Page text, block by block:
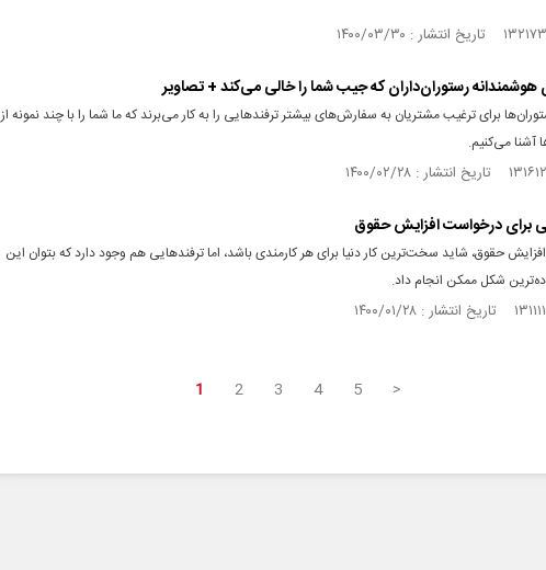
هوشمندانه رستوران‌داران که جیب شما را خالی می‌کند + تصاویر
برای ترغیب مشتریان به سفارش‌های بیشتر ترفند‌هایی را به کار می‌برند که ما شما را با چند نمونه از
آشنا می‌کنیم.
برای درخواست افزایش حقوق
حقوق، شاید سخت‌ترین کار دنیا برای هر کارمندی باشد، اما ترفند‌هایی هم وجود دارد که بتوان این
شکل ممکن انجام داد.
1 2 3 4 5 >